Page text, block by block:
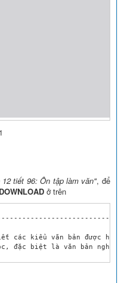
1
tiết 96: Ôn tập làm văn", để
DOWNLOAD ở trên
các kiểu văn bản được học
đặc biệt là văn bản nghị
bài học .Tổ chức cho